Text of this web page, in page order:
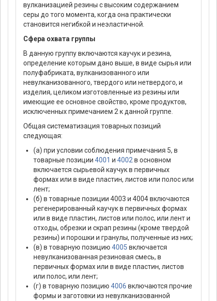
вулканизацией резины с высоким содержанием
серы до того момента, когда она практически
становится негибкой и неэластичной.
Сфера охвата группы
В данную группу включаются каучук и резина,
определение которым дано выше, в виде сырья или
полуфабриката, вулканизованного или
невулканизованного, твердого или нетвердого, и
изделия, целиком изготовленные из резины или
имеющие ее основное свойство, кроме продуктов,
исключенных примечанием 2 к данной группе.
Общая систематизация товарных позиций
следующая:
(а) при условии соблюдения примечания 5, в
товарные позиции 4001 и 4002 в основном
включается сырьевой каучук в первичных
формах или в виде пластин, листов или полос или
лент;
(б) в товарные позиции 4003 и 4004 включаются
регенерированный каучук в первичных формах
или в виде пластин, листов или полос, или лент и
отходы, обрезки и скрап резины (кроме твердой
резины) и порошки и гранулы, полученные из них;
(в) в товарную позицию 4005 включается
невулканизованная резиновая смесь, в
первичных формах или в виде пластин, листов
или полос, или лент;
(г) в товарную позицию 4006 включаются прочие
формы и заготовки из невулканизованной